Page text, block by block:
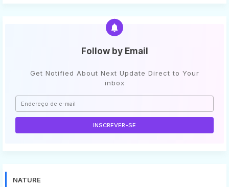
Follow by Email
Get Notified About Next Update Direct to Your
inbox
NATURE